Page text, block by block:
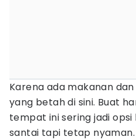
Karena ada makanan
yang betah di sini. Buat
tempat ini sering jadi
santai tapi tetap nyaman.